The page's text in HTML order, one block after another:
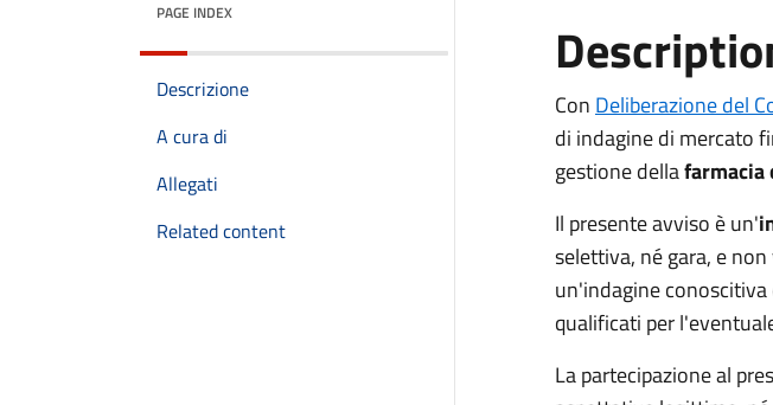
PAGE INDEX
Descrizione
A cura di
Allegati
Related content
Con Deliberazione del
di indagine di mercato
gestione dellafarmacia
Il presente avviso è un'
selettiva, né gara, e
un'indagine
qualificati per
La partecipazione al